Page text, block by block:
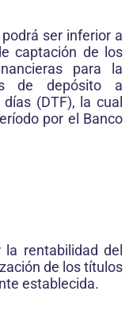
ser inferior a
captación de los
para la
de depósito a
(DTF), la cual
por el Banco
rentabilidad del
de los títulos
establecida.